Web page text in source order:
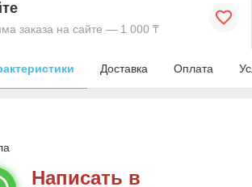
заказа на сайте — 1 000 ₸
Доставка Оплата
Написать в